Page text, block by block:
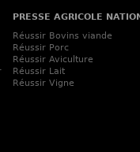
PRESSE AGRICOLE
Réussir Bovins viande
Réussir Porc
Réussir Aviculture
Réussir Lait
Réussir Vigne